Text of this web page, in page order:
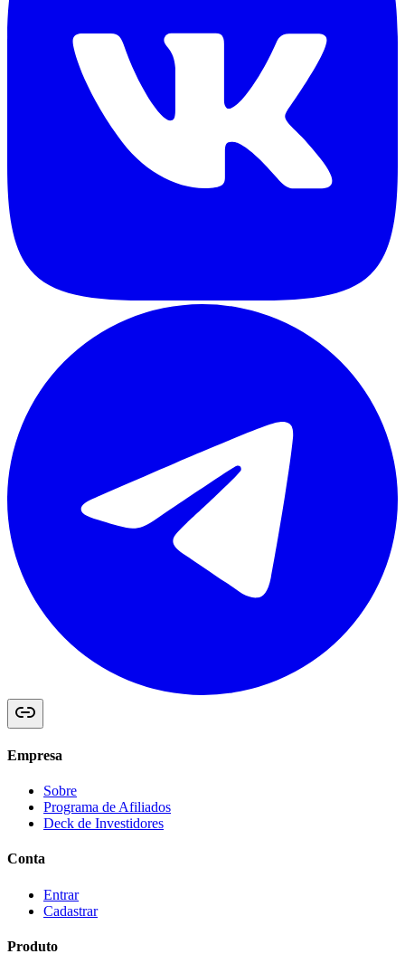
Empresa
Sobre
Programa de Afiliados
Deck de Investidores
Conta
Entrar
Cadastrar
Produto